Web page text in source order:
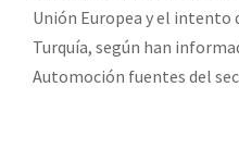
Unión Europea y el intento
Turquía, según han
Automoción fuentes del